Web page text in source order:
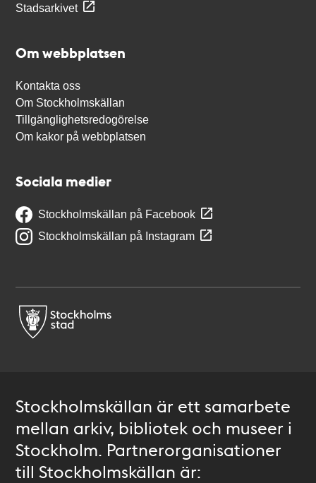
Stadsarkivet
Om webbplatsen
Kontakta oss
Om Stockholmskällan
Tillgänglighetsredogörelse
Om kakor på webbplatsen
Sociala medier
Stockholmskällan på Facebook
Stockholmskällan på Instagram
Stockholmskällan är ett samarbete
mellan arkiv, bibliotek och museer i
Stockholm. Partnerorganisationer
till Stockholmskällan är: